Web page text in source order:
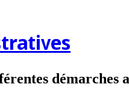
démarches